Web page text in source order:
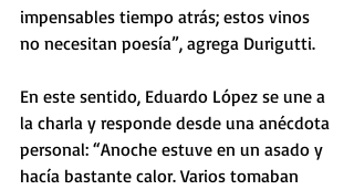
impensables tiempo atrás; estos vinos
no necesitan poesía”, agrega Durigutti.
En este sentido, Eduardo López se une a
la charla y responde desde una anécdota
personal: “Anoche estuve en un asado y
hacía bastante calor. Varios tomaban